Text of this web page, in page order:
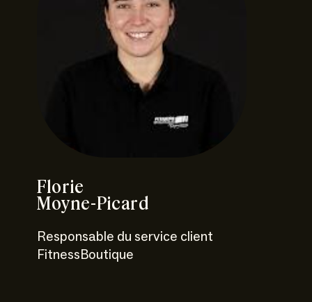
Florie
Moyne-Picard
Responsable du service client
FitnessBoutique